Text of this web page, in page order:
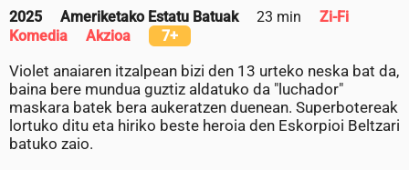
2025 Ameriketako Estatu Batuak 23 min
Zi-Fi
Komedia
Akzioa 7+
Violet anaiaren itzalpean bizi den 13 urteko neska bat da,
baina bere mundua guztiz aldatuko da "luchador"
maskara batek bera aukeratzen duenean. Superbotereak
lortuko ditu eta hiriko beste heroia den Eskorpioi Beltzari
batuko zaio.